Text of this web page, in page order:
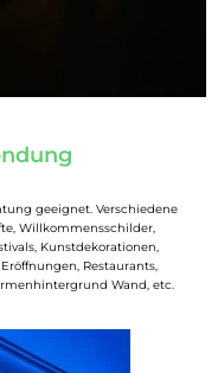
geeignet. Verschiedene
Willkommensschilder,
Kunstdekorationen,
Restaurants,
Wand, etc.